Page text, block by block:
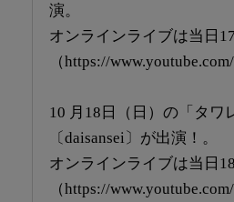
演。
オンラインライブは当日
（https://
10 月18日（日）の「タワ
〔daisansei〕が出演！。
オンラインライブは当日
（https://